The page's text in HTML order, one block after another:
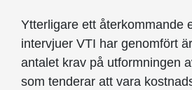
Ytterligare ett återkommande
intervjuer VTI har genomfört
antalet krav på utformningen
som tenderar att vara